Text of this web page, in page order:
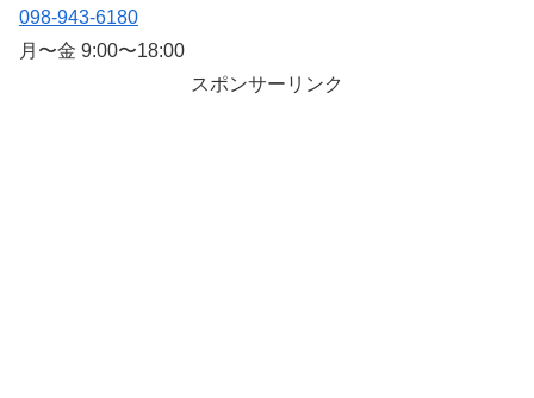
098-943-6180
月〜金 9:00〜18:00
スポンサーリンク